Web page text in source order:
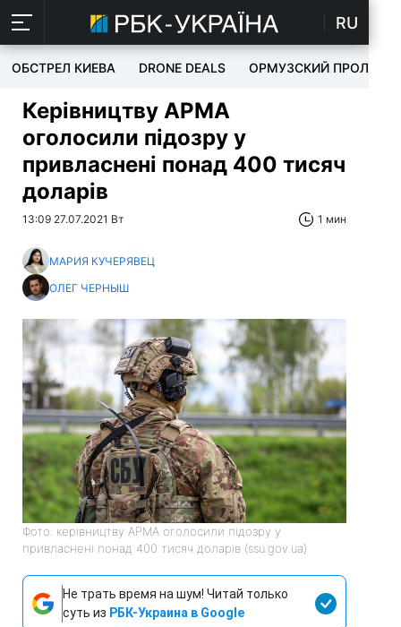
RU
ОБСТРЕЛ КИЕВА DRONE DEALS ОРМУЗСКИЙ ПРОЛИВ
Керівництву АРМА
оголосили підозру у
привласнені понад 400 тисяч
доларів
13:09 27.07.2021 Вт 1 мин
МАРИЯ КУЧЕРЯВЕЦ
ОЛЕГ ЧЕРНЫШ
Фото: керівництву АРМА оголосили підозру у
привласнені понад 400 тисяч доларів (ssu.gov.ua)
Не трать время на шум! Читай только
суть из РБК-Украина в Google